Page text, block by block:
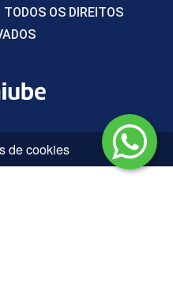
Pontos
OS DIREITOS
de cookies